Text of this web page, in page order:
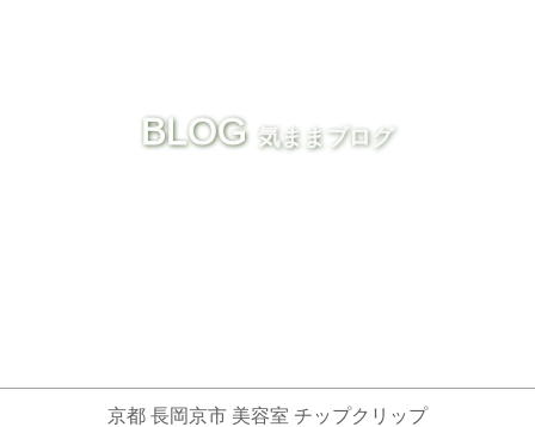
BLOG 気ままブログ
京都 長岡京市 美容室 チップクリップ